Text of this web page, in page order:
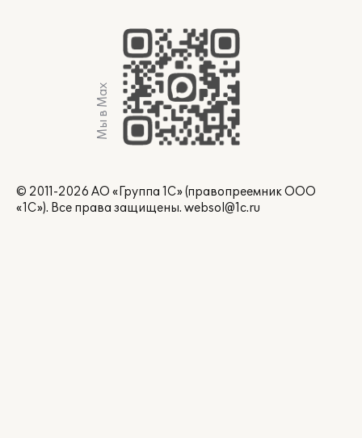
Мы в Max
© 2011-2026 АО «Группа 1С» (правопреемник ООО
«1С»). Все права защищены. websol@1c.ru